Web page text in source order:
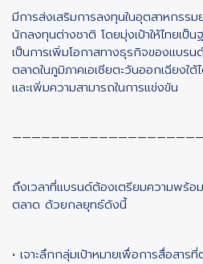
มีการส่งเสริมการลงทุนในอุตสาหกรร
นักลงทุนต่างชาติ โดยมุ่งเป้าให้ไทยเป็
เป็นการเพิ่มโอกาสทางธุรกิจของแบร
ตลาดในภูมิภาคเอเชียตะวันออกเฉียง
และเพิ่มความสามารถในการแข่งขัน
————————————————————
ถึงเวลาที่แบรนด์ต้องเตรียมความพร้อ
ตลาด ด้วยกลยุทธ์ดังนี้
• เจาะลึกกลุ่มเป้าหมายเพื่อการสื่อสาร